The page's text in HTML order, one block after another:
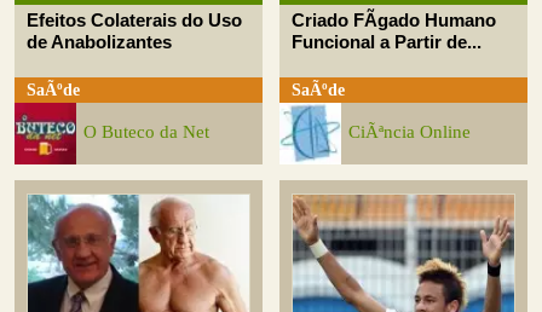
Efeitos Colaterais do Uso
de Anabolizantes
SaÃºde
O Buteco da Net
Criado FÃ­gado Humano
Funcional a Partir de...
SaÃºde
CiÃªncia Online